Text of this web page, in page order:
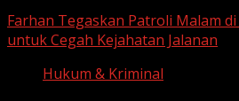
Farhan Tegaskan Patroli Malam
untuk Cegah Kejahatan Jalanan
Hukum & Kriminal